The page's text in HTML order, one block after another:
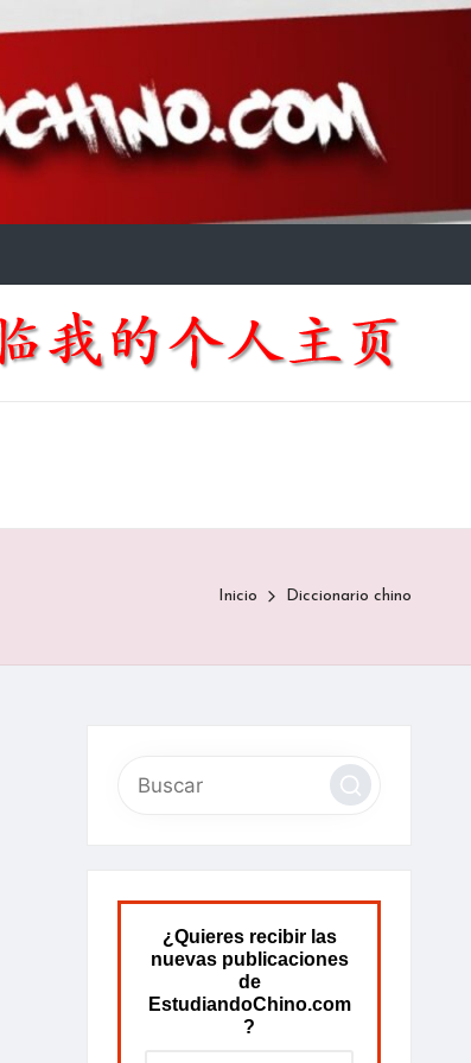
Inicio Diccionario chino
¿Quieres recibir las
nuevas publicaciones
de
EstudiandoChino.com
?